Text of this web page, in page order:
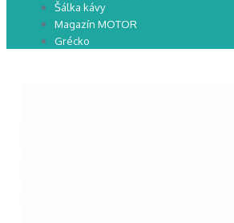
Šálka kávy
Magazín MOTOR
Grécko